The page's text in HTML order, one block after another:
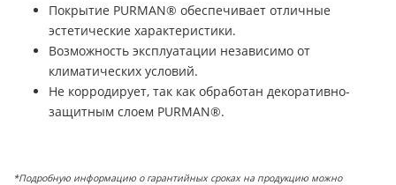
Покрытие PURMAN® обеспечивает отличные
эстетические характеристики.
Возможность эксплуатации независимо от
климатических условий.
Не корродирует, так как обработан декоративно-
защитным слоем PURMAN®.
*Подробную информацию о гарантийных сроках на продукцию можно